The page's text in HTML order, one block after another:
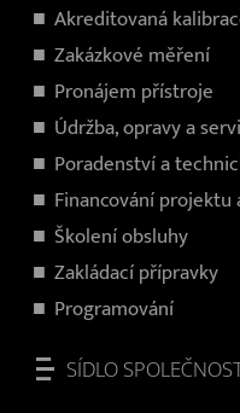
Akreditovaná
Zakázkové měření
Pronájem přístroje
Údržba, opravy a
Poradenství a
Financování projektu
Školení obsluhy
Zakládací přípravky
Programování
SÍDLO